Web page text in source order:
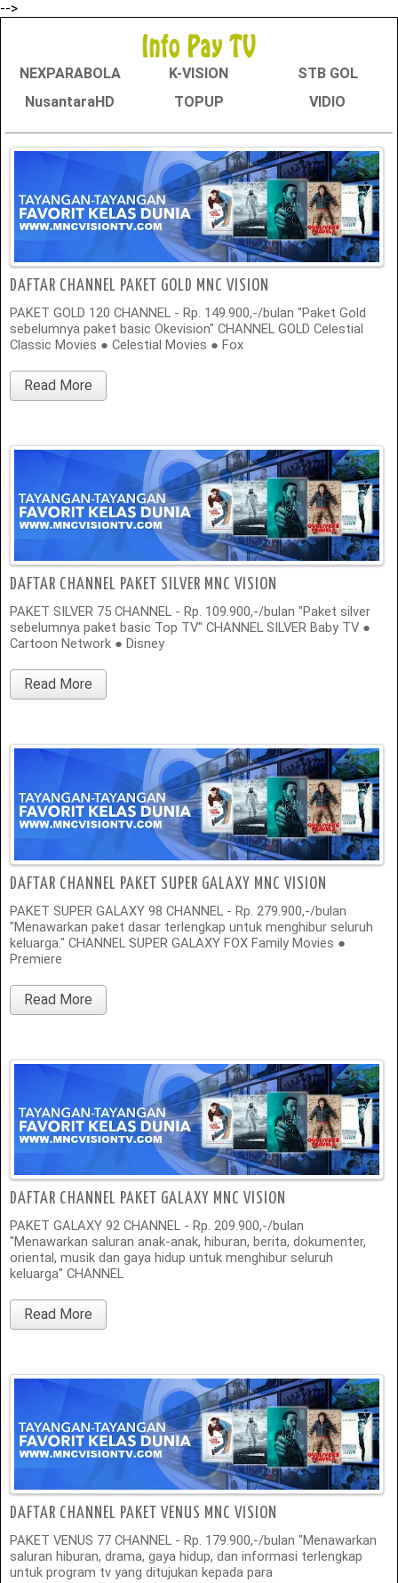
-->
NEXPARABOLA K-VISION
STB GOL
NusantaraHD
TOPUP VIDIO
DAFTAR CHANNEL PAKET GOLD MNC VISION
PAKET GOLD 120 CHANNEL - Rp. 149.900,-/bulan "Paket Gold
sebelumnya paket basic Okevision" CHANNEL GOLD Celestial
Classic Movies ● Celestial Movies ● Fox
Read More
DAFTAR CHANNEL PAKET SILVER MNC VISION
PAKET SILVER 75 CHANNEL - Rp. 109.900,-/bulan "Paket silver
sebelumnya paket basic Top TV" CHANNEL SILVER Baby TV ●
Cartoon Network ● Disney
Read More
DAFTAR CHANNEL PAKET SUPER GALAXY MNC VISION
PAKET SUPER GALAXY 98 CHANNEL - Rp. 279.900,-/bulan
"Menawarkan paket dasar terlengkap untuk menghibur seluruh
keluarga." CHANNEL SUPER GALAXY FOX Family Movies ●
Premiere
Read More
DAFTAR CHANNEL PAKET GALAXY MNC VISION
PAKET GALAXY 92 CHANNEL - Rp. 209.900,-/bulan
"Menawarkan saluran anak-anak, hiburan, berita, dokumenter,
oriental, musik dan gaya hidup untuk menghibur seluruh
keluarga" CHANNEL
Read More
DAFTAR CHANNEL PAKET VENUS MNC VISION
PAKET VENUS 77 CHANNEL - Rp. 179.900,-/bulan "Menawarkan
saluran hiburan, drama, gaya hidup, dan informasi terlengkap
untuk program tv yang ditujukan kepada para